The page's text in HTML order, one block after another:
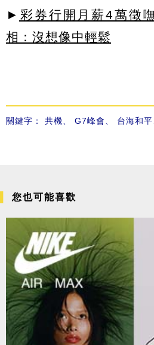
► 彩券行開月薪4萬徵
相：沒想像中輕鬆
關鍵字： 共機 G7峰會 台海和平
您也可能喜歡